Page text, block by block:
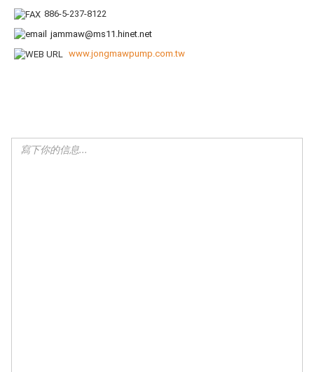
886-5-237-8122
jammaw@ms11.hinet.net
www.jongmawpump.com.tw